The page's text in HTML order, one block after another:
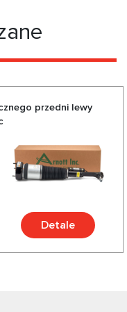
przedni lewy
Detale